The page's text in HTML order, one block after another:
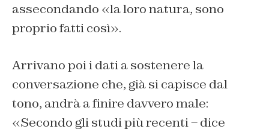
assecondando «la loro natura, sono
proprio fatti così».
Arrivano poi i dati a sostenere la
conversazione che, già si capisce dal
tono, andrà a finire davvero male:
«Secondo gli studi più recenti – dice